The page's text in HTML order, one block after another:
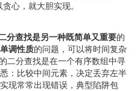
心，就大胆实现。
分查找是另一种既简单又重要的
单调性质的问题，可以将时间复杂
二分查找是在一个有序数组中寻
：比较中间元素，决定丢弃左半
现常常出现错误，典型陷阱包